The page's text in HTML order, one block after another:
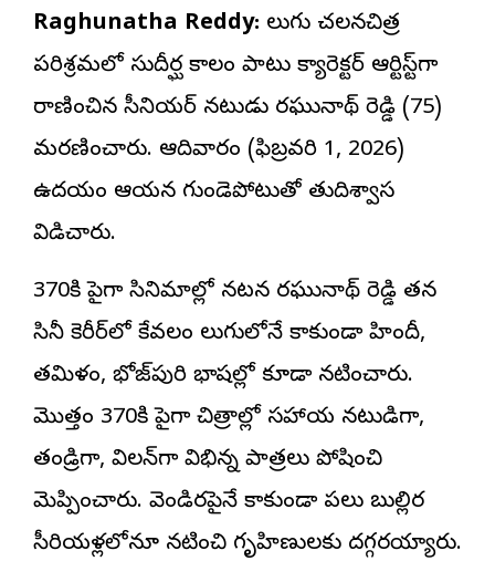
Raghunatha Reddy: తెలుగు చలనచిత్ర
పరిశ్రమలో సుదీర్ఘ కాలం పాటు క్యారెక్టర్ ఆర్టిస్ట్‌గా
రాణించిన సీనియర్ నటుడు రఘునాథ్ రెడ్డి (75)
మరణించారు. ఆదివారం (ఫిబ్రవరి 1, 2026)
ఉదయం ఆయన గుండెపోటుతో తుదిశ్వాస
విడిచారు.
370కి పైగా సినిమాల్లో నటన రఘునాథ్ రెడ్డి తన
సినీ కెరీర్‌లో కేవలం తెలుగులోనే కాకుండా హిందీ,
తమిళం, భోజ్‌పురి భాషల్లో కూడా నటించారు.
మొత్తం 370కి పైగా చిత్రాల్లో సహాయ నటుడిగా,
తండ్రిగా, విలన్‌గా విభిన్న పాత్రలు పోషించి
మెప్పించారు. వెండితెరపైనే కాకుండా పలు బుల్లితెర
సీరియళ్లలోనూ నటించి గృహిణులకు దగ్గరయ్యారు.